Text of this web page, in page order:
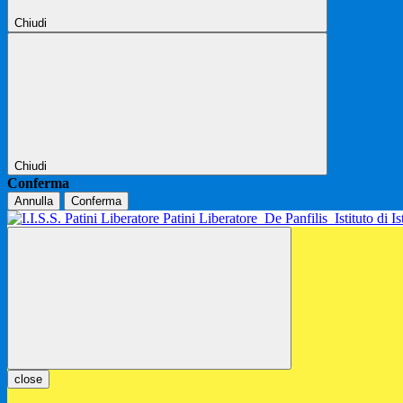
Chiudi
Chiudi
Conferma
Annulla Conferma
Patini Liberatore De Panfilis Istituto di
close